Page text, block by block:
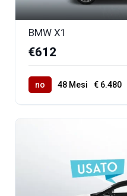
BMW X1
€612
no 48 Mesi € 6.480